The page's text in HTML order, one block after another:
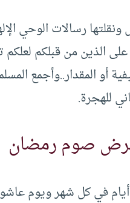
رسالات الوحي
أو المقدار..وأجمع
للهجرة.
صوم رمضان
في كل شهر ويوم